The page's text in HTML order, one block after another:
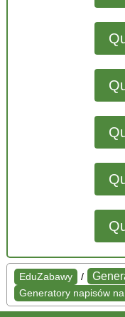
EduZabawy /
Generatory napisów